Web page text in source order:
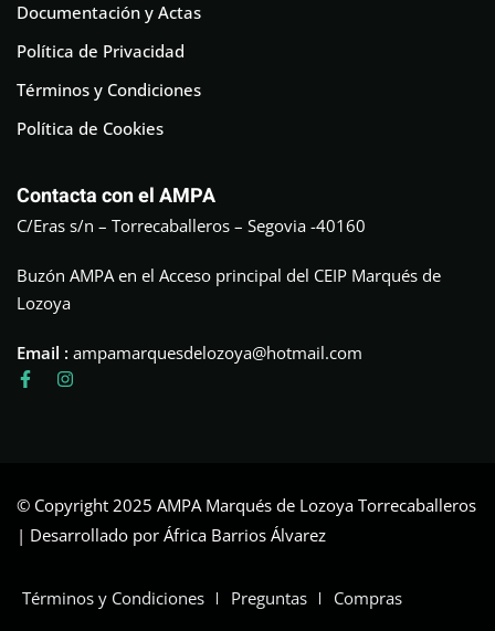
Documentación y Actas
Política de Privacidad
Términos y Condiciones
Política de Cookies
Contacta con el AMPA
C/Eras s/n – Torrecaballeros – Segovia -40160
Buzón AMPA en el Acceso principal del CEIP Marqués de
Lozoya
Email : ampamarquesdelozoya@hotmail.com
© Copyright 2025 AMPA Marqués de Lozoya Torrecaballeros
| Desarrollado por África Barrios Álvarez
Términos y Condiciones Preguntas Compras